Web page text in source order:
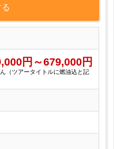
円～679,000 円
（ツアータイトルに燃油込と記